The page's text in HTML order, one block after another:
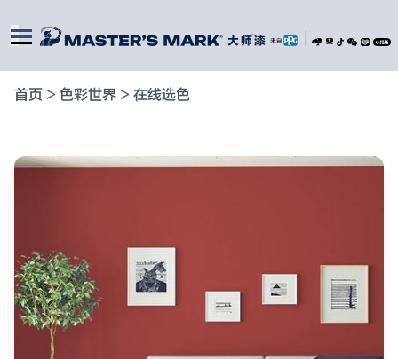
首页 > 色彩世界 > 在线选色